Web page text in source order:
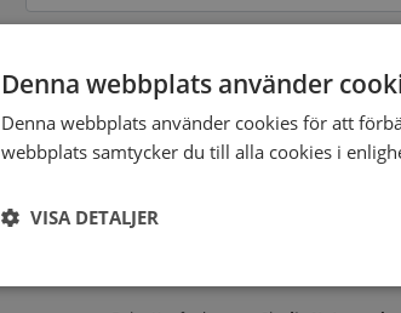
Angaben zur Rechnung
Denna webbplats använder
Denna webbplats använder cookies för att
webbplats samtycker du till alla cookies i
VISA DETALJER
Strikt
Prestanda